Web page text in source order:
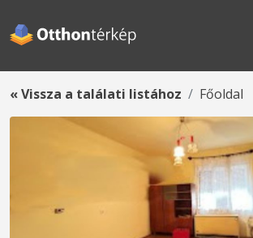
« Vissza a találati listához Főoldal